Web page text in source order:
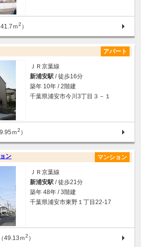
ｍ2 ）
アパート
ＪＲ京葉線
新浦安駅 / 徒歩16分
築年 10年 / 2階建
千葉県浦安市今川3丁目３－１
ｍ2 ）
ン マンション
ＪＲ京葉線
新浦安駅 / 徒歩21分
築年 48年 / 3階建
千葉県浦安市東野１丁目22-17
49.13ｍ2 ）